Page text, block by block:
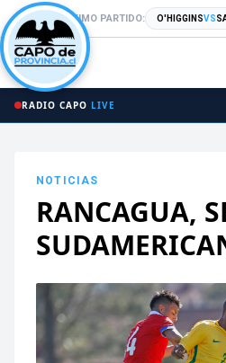
PRÓXIMO PARTIDO: O'HIGGINSVS
RADIO CAPO LIVE
NOTICIAS
RANCAGUA,